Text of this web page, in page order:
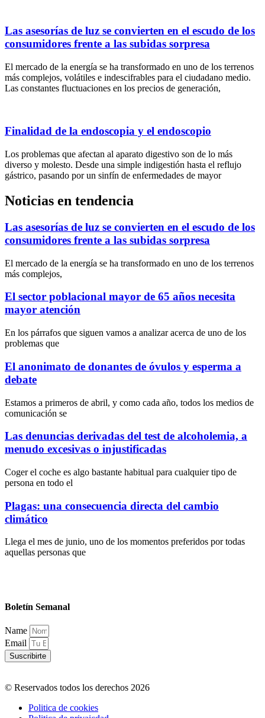
Las asesorías de luz se convierten en el escudo de los
consumidores frente a las subidas sorpresa
El mercado de la energía se ha transformado en uno de los terrenos
más complejos, volátiles e indescifrables para el ciudadano medio.
Las constantes fluctuaciones en los precios de generación,
Finalidad de la endoscopia y el endoscopio
Los problemas que afectan al aparato digestivo son de lo más
diverso y molesto. Desde una simple indigestión hasta el reflujo
gástrico, pasando por un sinfín de enfermedades de mayor
Noticias en tendencia
Las asesorías de luz se convierten en el escudo de los
consumidores frente a las subidas sorpresa
El mercado de la energía se ha transformado en uno de los terrenos
más complejos,
El sector poblacional mayor de 65 años necesita
mayor atención
En los párrafos que siguen vamos a analizar acerca de uno de los
problemas que
El anonimato de donantes de óvulos y esperma a
debate
Estamos a primeros de abril, y como cada año, todos los medios de
comunicación se
Las denuncias derivadas del test de alcoholemia, a
menudo excesivas o injustificadas
Coger el coche es algo bastante habitual para cualquier tipo de
persona en todo el
Plagas: una consecuencia directa del cambio
climático
Llega el mes de junio, uno de los momentos preferidos por todas
aquellas personas que
Boletín Semanal
Name
Email
Suscribirte
© Reservados todos los derechos 2026
Politica de cookies